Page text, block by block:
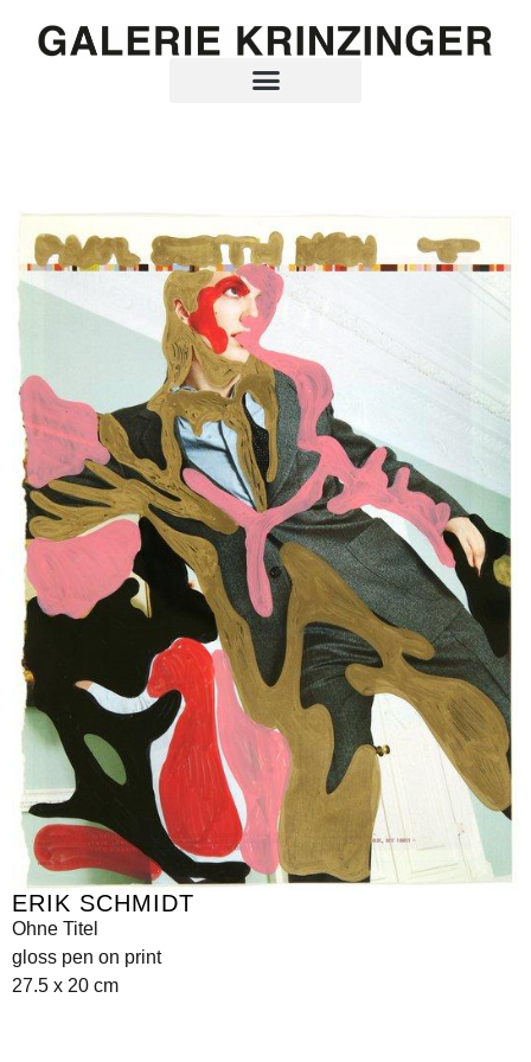
ERIK SCHMIDT
Ohne Titel
gloss pen on print
27.5 x 20 cm